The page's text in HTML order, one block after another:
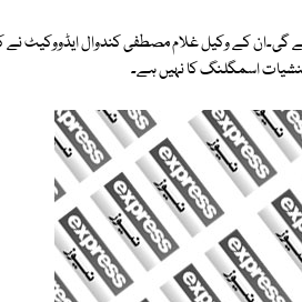
گی۔ان کے وکیل غلام مصطفی کندوال ایڈووکیٹ نے